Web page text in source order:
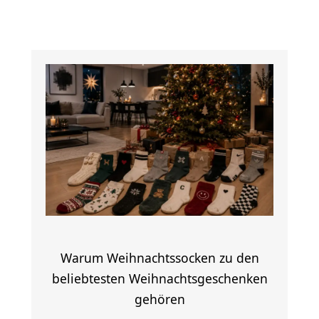
Warum Weihnachtssocken zu den
beliebtesten Weihnachtsgeschenken
gehören